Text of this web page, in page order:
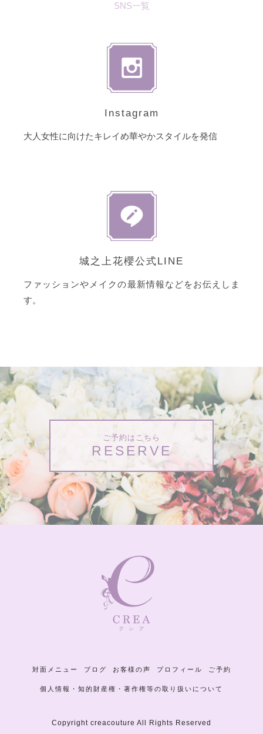
SNS一覧
Instagram
大人女性に向けたキレイめ華やかスタイルを発信
城之上花櫻公式LINE
ファッションやメイクの最新情報などをお伝えしま
す。
ご予約はこちら
RESERVE
対面メニュー ブログ お客様の声 プロフィール ご予約
個人情報・知的財産権・著作権等の取り扱いについて
Copyright creacouture All Rights Reserved